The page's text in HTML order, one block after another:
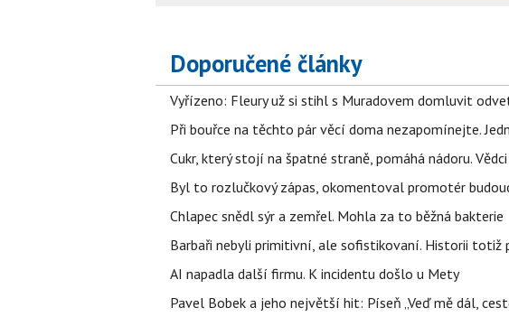
Doporučené články
Vyřízeno: Fleury už si stihl s Muradovem domluvit
Při bouřce na těchto pár věcí doma nezapomínejte.
Cukr, který stojí na špatné straně, pomáhá nádoru.
Byl to rozlučkový zápas, okomentoval promotér
Chlapec snědl sýr a zemřel. Mohla za to běžná bakterie
Barbaři nebyli primitivní, ale sofistikovaní. Historii totiž
AI napadla další firmu. K incidentu došlo u Mety
Pavel Bobek a jeho největší hit: Píseň „Veď mě dál,